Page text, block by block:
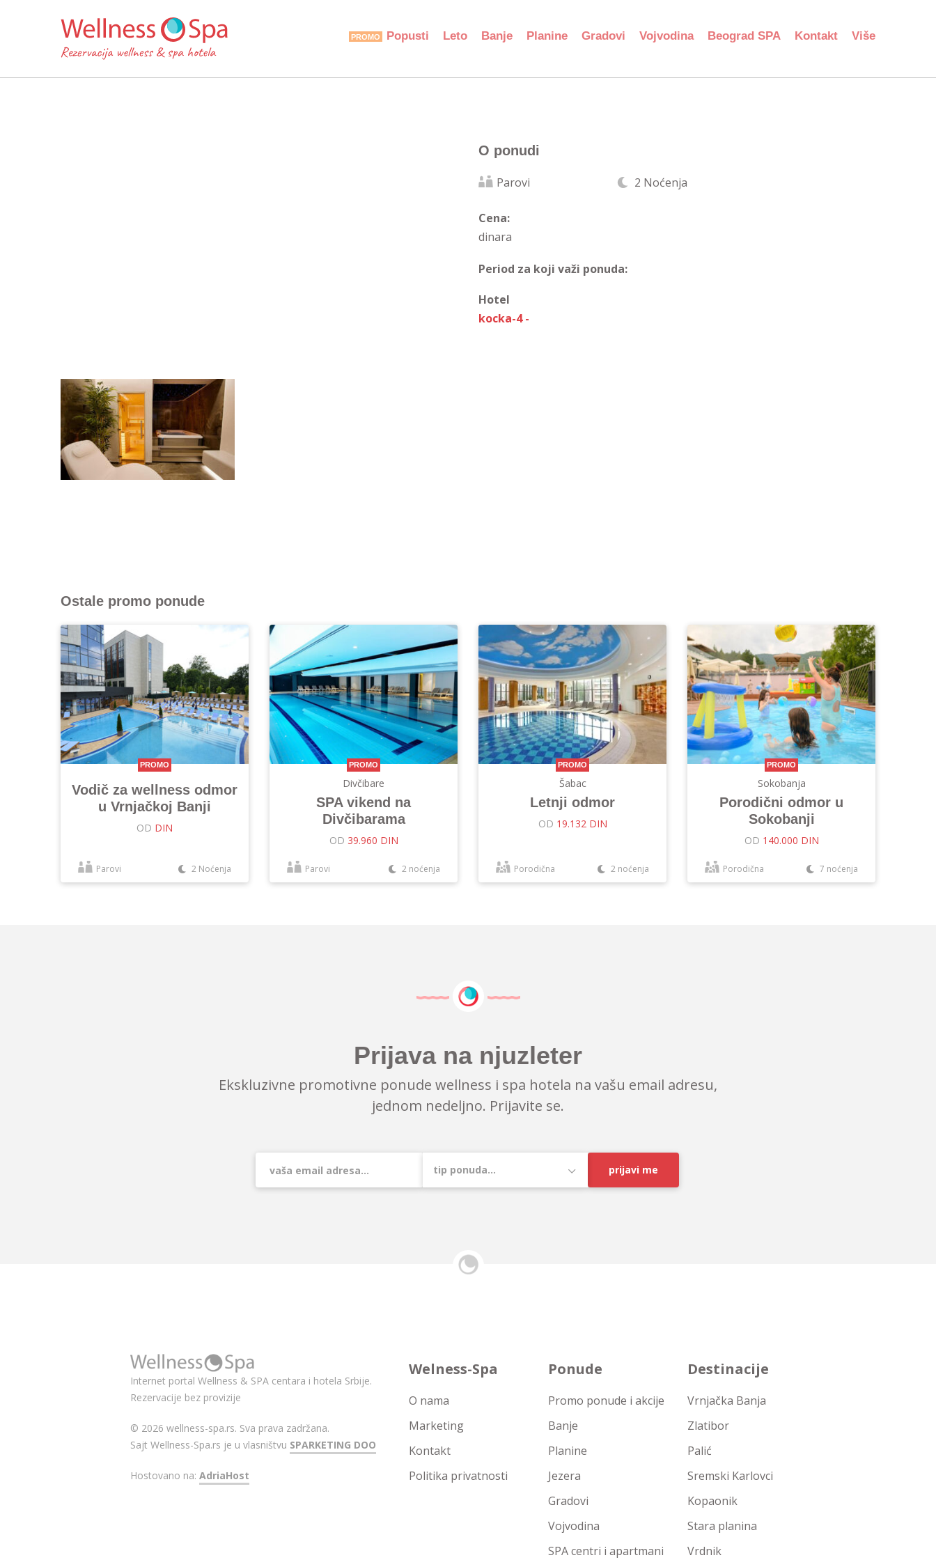
Popusti Leto Banje Planine Gradovi Vojvodina Beograd SPA Kontakt Više
O ponudi
Parovi 2 Noćenja
Cena:
dinara
Period za koji važi ponuda:
Hotel
kocka-4 -
Ostale promo ponude
PROMO
Vodič za wellness odmor
u Vrnjačkoj Banji
OD DIN
Parovi 2 Noćenja
PROMO
Divčibare
SPA vikend na
Divčibarama
OD 39.960 DIN
Parovi 2 noćenja
PROMO
Šabac
Letnji odmor
OD 19.132 DIN
Porodična 2 noćenja
PROMO
Sokobanja
Porodični odmor u
Sokobanji
OD 140.000 DIN
Porodična 7 noćenja
Prijava na njuzleter
Ekskluzivne promotivne ponude wellness i spa hotela na vašu email adresu,
jednom nedeljno. Prijavite se.
prijavi me
Internet portal Wellness & SPA centara i hotela Srbije.
Rezervacije bez provizije
© 2026 wellness-spa.rs. Sva prava zadržana.
Sajt Wellness-Spa.rs je u vlasništvu SPARKETING DOO
Hostovano na: AdriaHost
Welness-Spa
O nama
Marketing
Kontakt
Politika privatnosti
Ponude
Promo ponude i akcije
Banje
Planine
Jezera
Gradovi
Vojvodina
SPA centri i apartmani
Destinacije
Vrnjačka Banja
Zlatibor
Palić
Sremski Karlovci
Kopaonik
Stara planina
Vrdnik